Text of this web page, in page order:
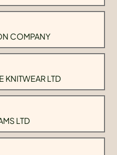
COMPANY
KNITWEAR LTD
LTD